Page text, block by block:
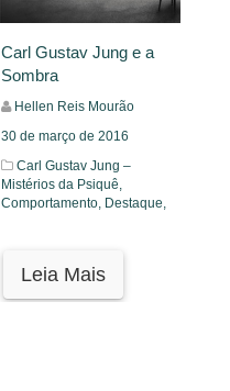
Carl Gustav Jung e a
Sombra
Hellen Reis Mourão
30 de março de 2016
Carl Gustav Jung –
Mistérios da Psiquê,
Comportamento, Destaque,
Leia Mais